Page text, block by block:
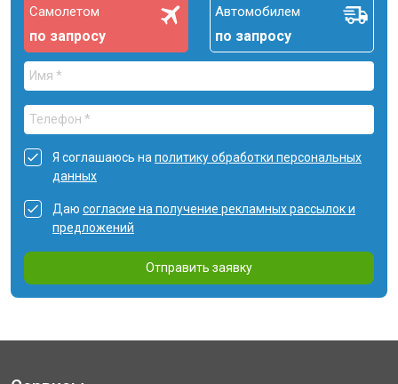
Самолетом
по запросу
Автомобилем
по запросу
Я соглашаюсь на политику обработки персональных
данных
Даю согласие на получение рекламных рассылок и
предложений
Отправить заявку